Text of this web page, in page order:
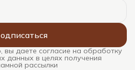
вы даете согласие на обработку
данных в целях получения
рассылки